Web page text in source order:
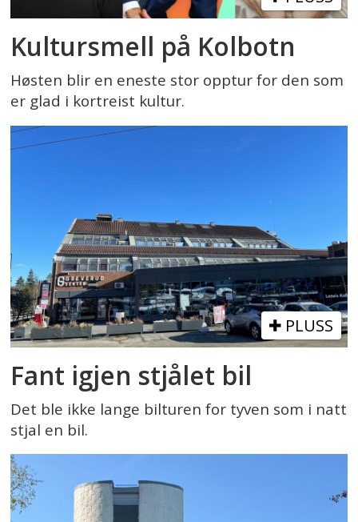
Kultursmell på Kolbotn
Høsten blir en eneste stor opptur for den som
er glad i kortreist kultur.
PLUSS
Fant igjen stjålet bil
Det ble ikke lange bilturen for tyven som i natt
stjal en bil.